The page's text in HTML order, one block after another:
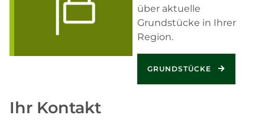
über aktuelle
Grundstücke in Ihrer
Region.
GRUNDSTÜCKE
Ihr Kontakt